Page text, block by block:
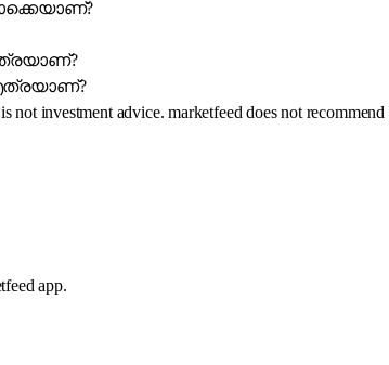
എത്രയാണ്?
not investment advice. marketfeed does not
app.